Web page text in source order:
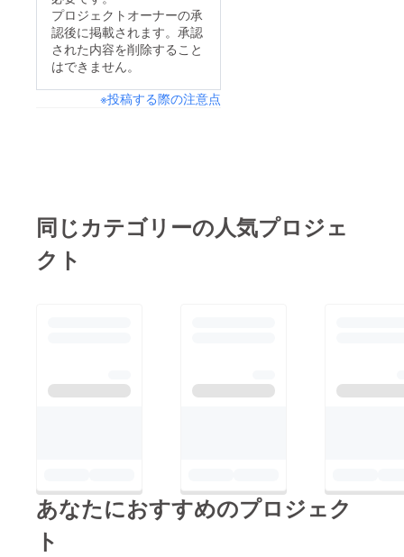
プロジェクトオーナーの承
認後に掲載されます。承認
された内容を削除すること
はできません。
※投稿する際の注意点
同じカテゴリーの人気プロジェ
クト
あなたにおすすめのプロジェク
ト